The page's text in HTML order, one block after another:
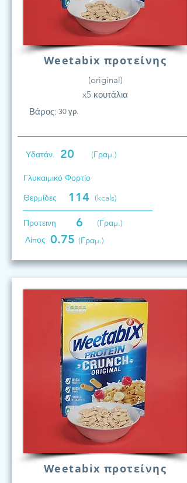
Weetabix προτείνης
(original)
x5 κουτάλια
Βάρος: 30 γρ.
Υδατάν. 20 (Γραμ.)
Γλυκαιμικό Φορτίο
Θερμίδες
114 (kcals)
Προτεινη 6
(Γραμ.)
Λίπος 0.75 (Γραμ.)
Weetabix προτείνης